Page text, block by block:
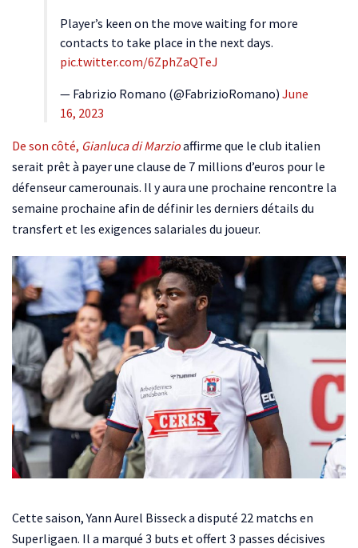
Player’s keen on the move waiting for more
contacts to take place in the next days.
pic.twitter.com/6ZphZaQTeJ
— Fabrizio Romano (@FabrizioRomano) June
16, 2023
De son côté, Gianluca di Marzioaffirme que le club italien
serait prêt à payer une clause de 7 millions d’euros pour le
défenseur camerounais. Il y aura une prochaine rencontre la
semaine prochaine afin de définir les derniers détails du
transfert et les exigences salariales du joueur.
Cette saison, Yann Aurel Bisseck a disputé 22 matchs en
Superligaen. Il a marqué 3 buts et offert 3 passes décisives